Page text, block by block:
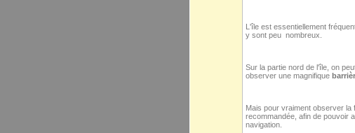
L'île est essentiellement
y sont peu nombreux.
Sur la partie nord de l'île, on
observer une magnifique
Mais pour vraiment observer
recommandée, afin de pouvoir
navigation.